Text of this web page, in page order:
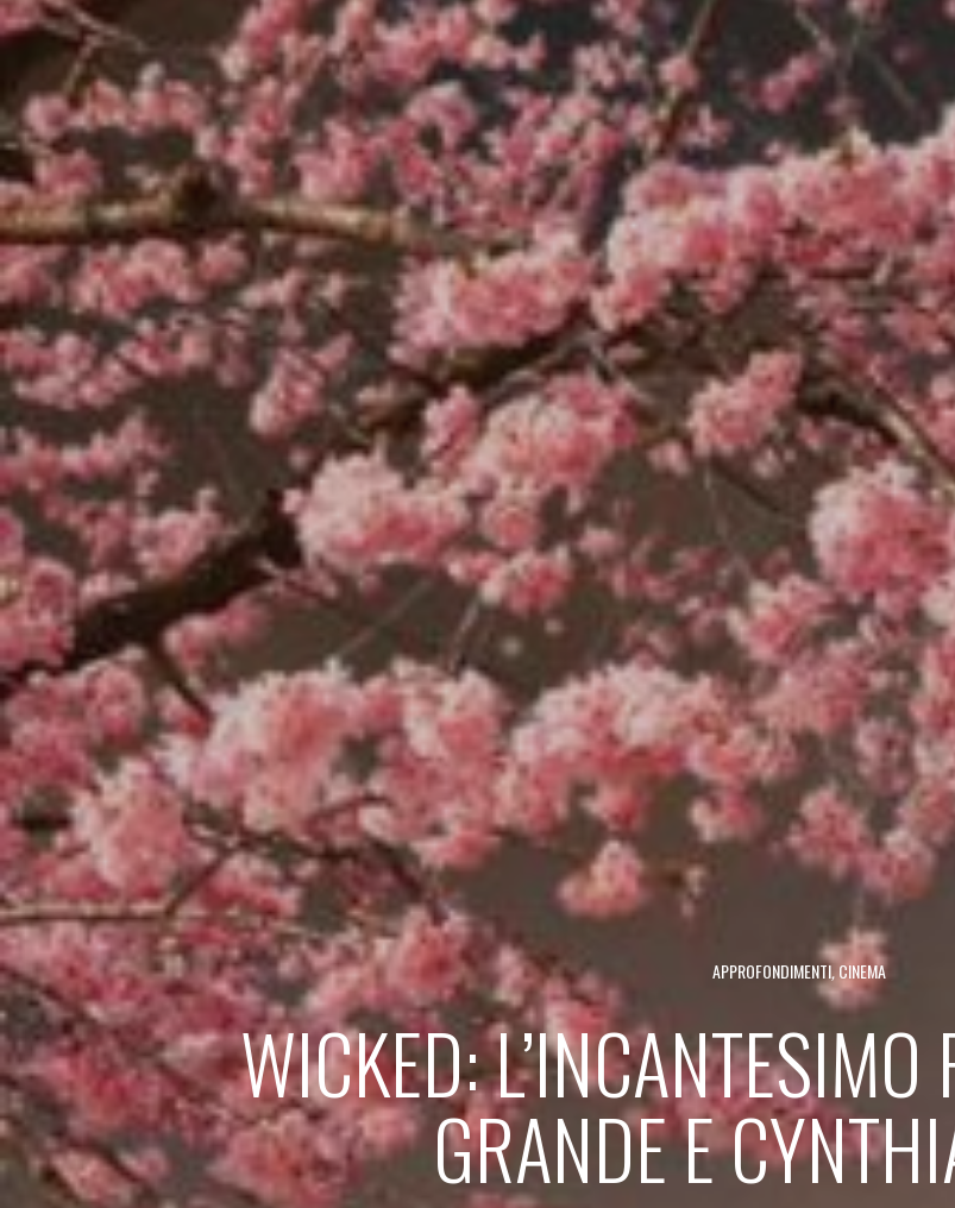
APPROFONDIMENTI,CINEMA
WICKED:
GRANDE E